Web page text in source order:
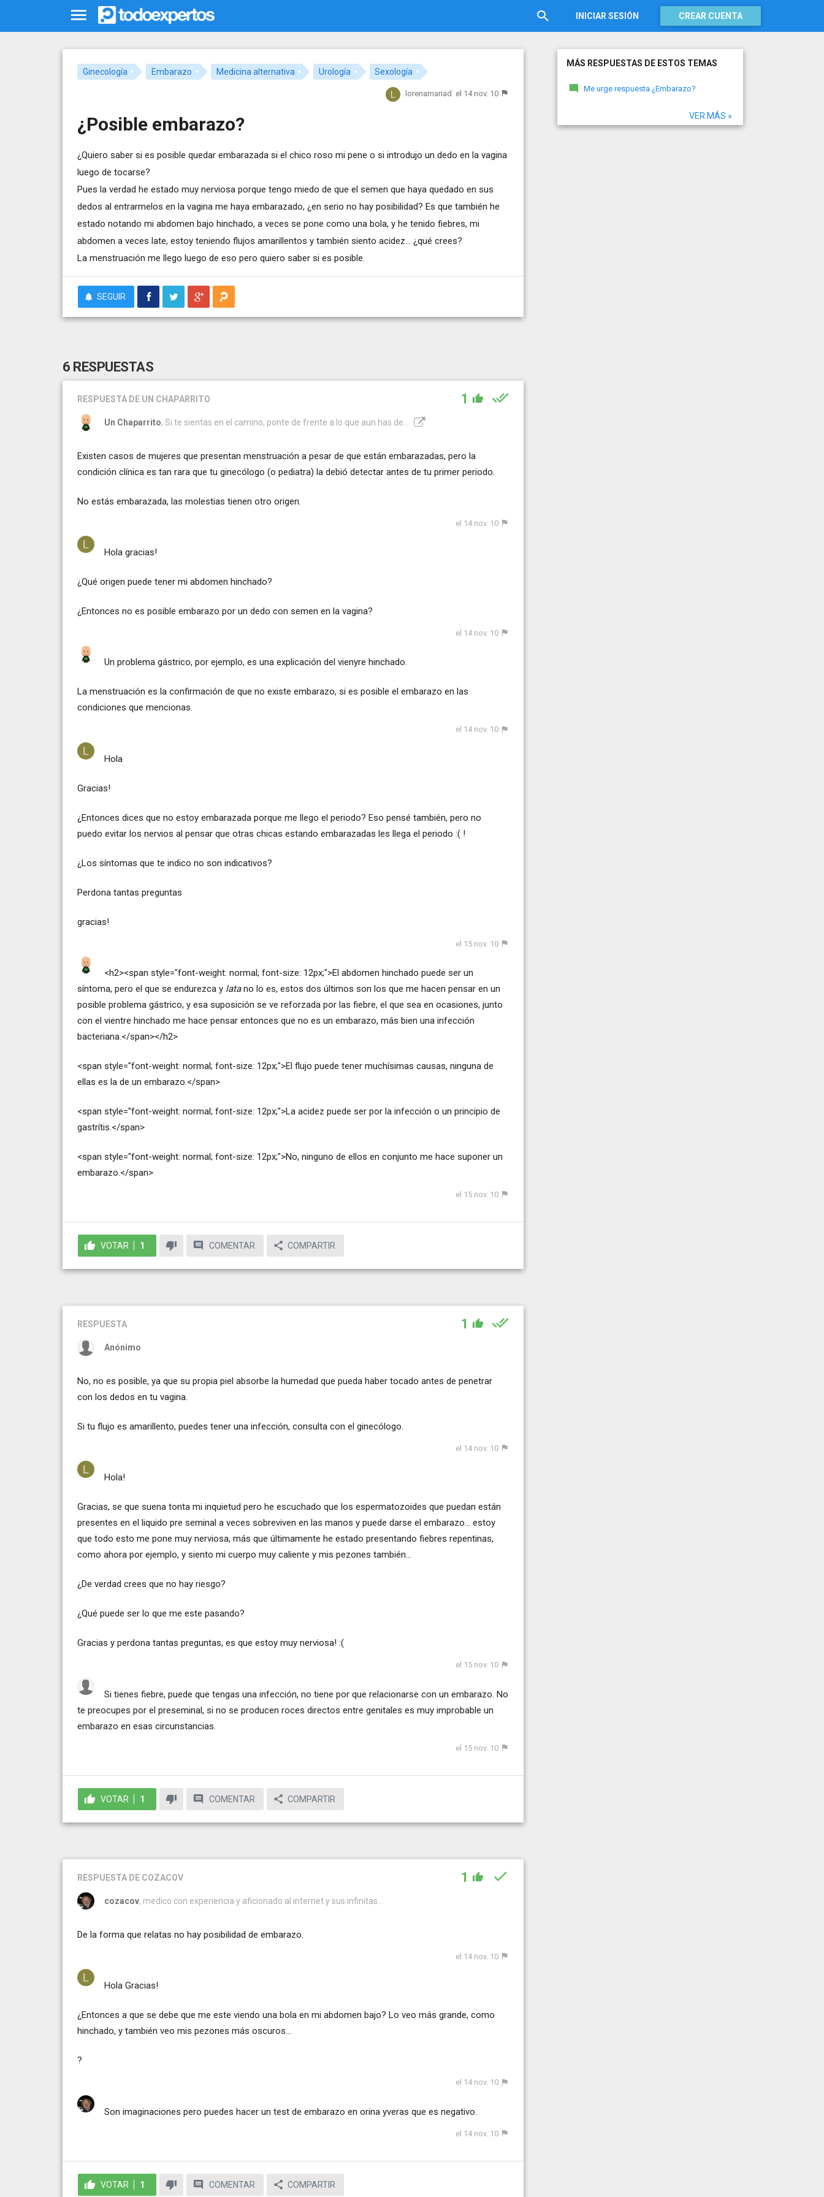
INICIAR SESIÓN CREAR CUENTA
Ginecología Embarazo Medicina alternativa Urología Sexología
lorenamariad el 14 nov. 10
¿Posible embarazo?
¿Quiero saber si es posible quedar embarazada si el chico roso mi pene o si introdujo un dedo en la vagina
luego de tocarse?
Pues la verdad he estado muy nerviosa porque tengo miedo de que el semen que haya quedado en sus
dedos al entrarmelos en la vagina me haya embarazado, ¿en serio no hay posibilidad? Es que también he
estado notando mi abdomen bajo hinchado, a veces se pone como una bola, y he tenido fiebres, mi
abdomen a veces late, estoy teniendo flujos amarillentos y también siento acidez... ¿qué crees?
La menstruación me llego luego de eso pero quiero saber si es posible.
SEGUIR
6 RESPUESTAS
RESPUESTA DE UN CHAPARRITO 1
Un Chaparrito, Si te sientas en el camino, ponte de frente a lo que aun has de...
Existen casos de mujeres que presentan menstruación a pesar de que están embarazadas, pero la
condición clínica es tan rara que tu ginecólogo (o pediatra) la debió detectar antes de tu primer periodo.
No estás embarazada, las molestias tienen otro origen.
el 14 nov. 10
Hola gracias!
¿Qué origen puede tener mi abdomen hinchado?
¿Entonces no es posible embarazo por un dedo con semen en la vagina?
el 14 nov. 10
Un problema gástrico, por ejemplo, es una explicación del vienyre hinchado.
La menstruación es la confirmación de que no existe embarazo, si es posible el embarazo en las
condiciones que mencionas.
el 14 nov. 10
Hola
Gracias!
¿Entonces dices que no estoy embarazada porque me llego el periodo? Eso pensé también, pero no
puedo evitar los nervios al pensar que otras chicas estando embarazadas les llega el periodo :( !
¿Los síntomas que te indico no son indicativos?
Perdona tantas preguntas
gracias!
el 15 nov. 10
<h2><span style="font-weight: normal; font-size: 12px;">El abdomen hinchado puede ser un
síntoma, pero el que se endurezca y latano lo es, estos dos últimos son los que me hacen pensar en un
posible problema gástrico, y esa suposición se ve reforzada por las fiebre, el que sea en ocasiones, junto
con el vientre hinchado me hace pensar entonces que no es un embarazo, más bien una infección
bacteriana.</span></h2>
<span style="font-weight: normal; font-size: 12px;">El flujo puede tener muchísimas causas, ninguna de
ellas es la de un embarazo.</span>
<span style="font-weight: normal; font-size: 12px;">La acidez puede ser por la infección o un principio de
gastrítis.</span>
<span style="font-weight: normal; font-size: 12px;">No, ninguno de ellos en conjunto me hace suponer un
embarazo.</span>
el 15 nov. 10
VOTAR 1 COMENTAR COMPARTIR
RESPUESTA 1
Anónimo
No, no es posible, ya que su propia piel absorbe la humedad que pueda haber tocado antes de penetrar
con los dedos en tu vagina.
Si tu flujo es amarillento, puedes tener una infección, consulta con el ginecólogo.
el 14 nov. 10
Hola!
Gracias, se que suena tonta mi inquietud pero he escuchado que los espermatozoides que puedan están
presentes en el liquido pre seminal a veces sobreviven en las manos y puede darse el embarazo... estoy
que todo esto me pone muy nerviosa, más que últimamente he estado presentando fiebres repentinas,
como ahora por ejemplo, y siento mi cuerpo muy caliente y mis pezones también...
¿De verdad crees que no hay riesgo?
¿Qué puede ser lo que me este pasando?
Gracias y perdona tantas preguntas, es que estoy muy nerviosa! :(
el 15 nov. 10
Si tienes fiebre, puede que tengas una infección, no tiene por que relacionarse con un embarazo. No
te preocupes por el preseminal, si no se producen roces directos entre genitales es muy improbable un
embarazo en esas circunstancias.
el 15 nov. 10
VOTAR 1 COMENTAR COMPARTIR
RESPUESTA DE COZACOV 1
cozacov, medico con experiencia y aficionado al internet y sus infinitas...
De la forma que relatas no hay posibilidad de embarazo.
el 14 nov. 10
Hola Gracias!
¿Entonces a que se debe que me este viendo una bola en mi abdomen bajo? Lo veo más grande, como
hinchado, y también veo mis pezones más oscuros...
?
el 14 nov. 10
Son imaginaciones pero puedes hacer un test de embarazo en orina yveras que es negativo.
el 14 nov. 10
VOTAR 1 COMENTAR COMPARTIR
MÁS RESPUESTAS DE ESTOS TEMAS
Me urge respuesta ¿Embarazo?
VER MÁS »